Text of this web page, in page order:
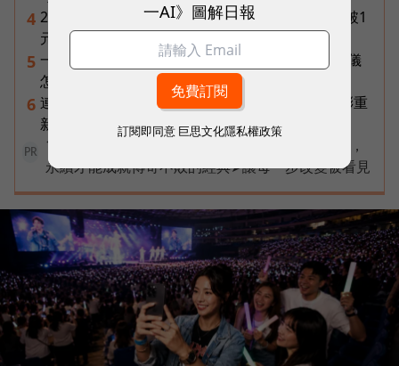
4 2026年8月ETF配息盤點｜19檔一次看，00878衝破1
元創高、00929殖利率逾16%
5 一張遺照「開口」說話，中間有8道關卡！翊嘉禮儀
怎麼做出AI告別式，讓逝者最後道別？
6 連黃仁勳都叫年輕人當水電工！程世嘉：智慧通膨重
新定義「有價值的人」到底什麼樣子？
PR
100 MVP 倒數徵件中！創新才是持續成長的動能，
永續才能成就傳奇不敗的經典➤讓每一步改變被看見
一AI》圖解日報
訂閱即同意 巨思文化隱私權政策